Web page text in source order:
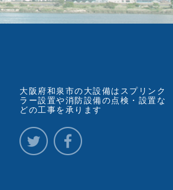
大阪府和泉市の大設備はスプリンク
ラー設置や消防設備の点検・設置な
どの工事を承ります